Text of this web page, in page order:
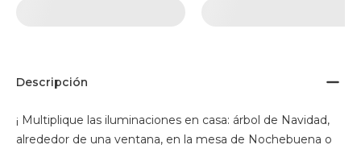
Descripción
¡ Multiplique las iluminaciones en casa: árbol de Navidad,
alrededor de una ventana, en la mesa de Nochebuena o